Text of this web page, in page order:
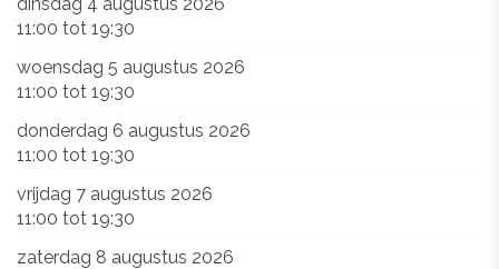
11:00 tot 19:30
woensdag 5 augustus 2026
11:00 tot 19:30
donderdag 6 augustus 2026
11:00 tot 19:30
vrijdag 7 augustus 2026
11:00 tot 19:30
zaterdag 8 augustus 2026